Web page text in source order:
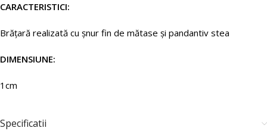
CARACTERISTICI:
Brățară realizată cu șnur fin de mătase și pandantiv stea
DIMENSIUNE:
1cm
Specificatii